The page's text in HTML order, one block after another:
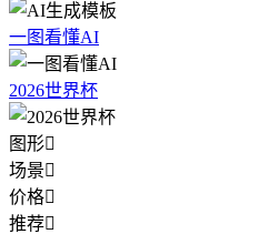
一图看懂AI
2026世界杯
图形
场景
价格
推荐